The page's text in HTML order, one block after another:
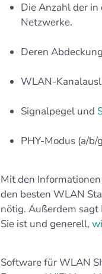
Die Anzahl der
Netzwerke.
Deren
WLAN-
Signalpegel und
PHY-Modus (a/
Mit den
den besten WLAN
nötig. Außerdem
Sie ist und generell,
Software für WLAN